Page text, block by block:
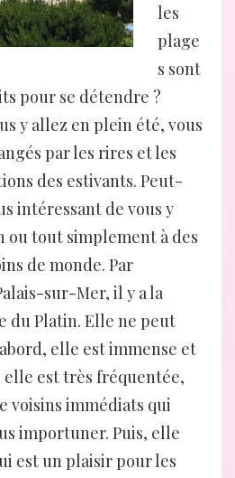
les
plage
s sont
pour se détendre ?
y allez en plein été, vous
par les rires et les
des estivants. Peut-
intéressant de vous y
ou tout simplement à des
de monde. Par
sur-Mer, il y a la
du Platin. Elle ne peut
elle est immense et
elle est très fréquentée,
voisins immédiats qui
importuner. Puis, elle
est un plaisir pour les